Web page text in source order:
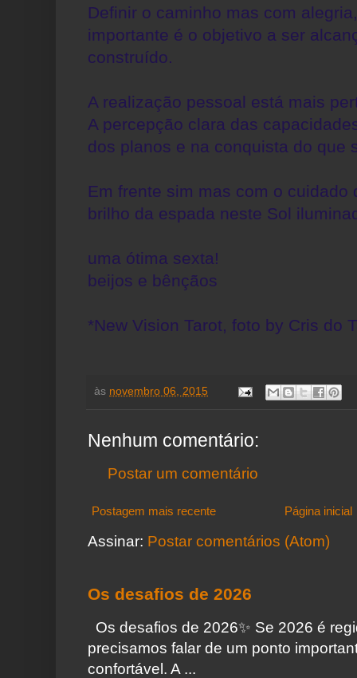
Definir o caminho mas com
importante é o objetivo a ser
construído.
A realização pessoal está mais
A percepção clara das
dos planos e na conquista do que
Em frente sim mas com o cuidado
brilho da espada neste Sol
uma ótima sexta!
beijos e bênçãos
*New Vision Tarot, foto by Cris do
às novembro 06, 2015
Nenhum comentário:
Postar um comentário
Postagem mais recente Página inicial
Assinar: Postar comentários (Atom)
Os desafios de 2026
Os desafios de 2026✨️ Se 2026 é
precisamos falar de um ponto
confortável. A ...